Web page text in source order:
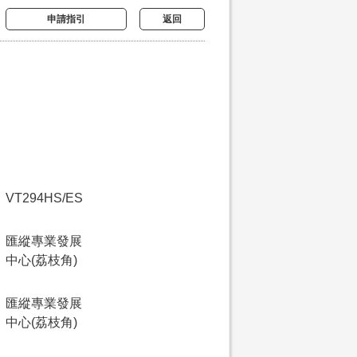
申請指引 返回
VT294HS/ES
匯縱專業發展
中心(荔枝角)
匯縱專業發展
中心(荔枝角)